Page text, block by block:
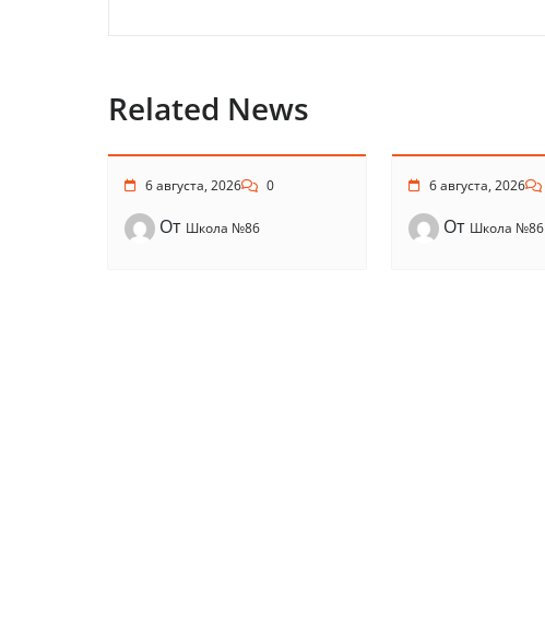
Related News
6 августа, 2026 0
От Школа №86
6 августа, 2026
От Школа №86